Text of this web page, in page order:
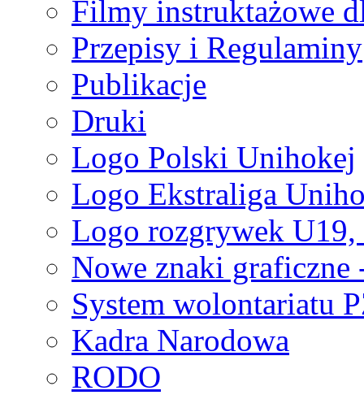
Filmy instruktażowe
Przepisy i Regulaminy
Publikacje
Druki
Logo Polski Unihokej
Logo Ekstraliga
Logo rozgrywek
Nowe znaki graficzne
System wolontariatu
Kadra Narodowa
RODO